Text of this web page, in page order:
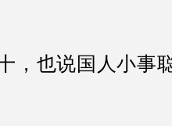
，也说国人小事